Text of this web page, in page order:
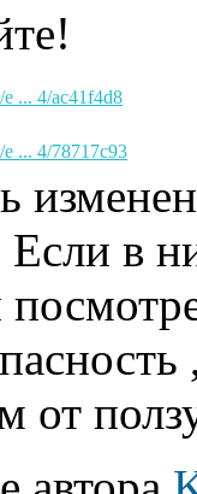
... 4/ac41f4d8
... 4/78717c93
Если в
от